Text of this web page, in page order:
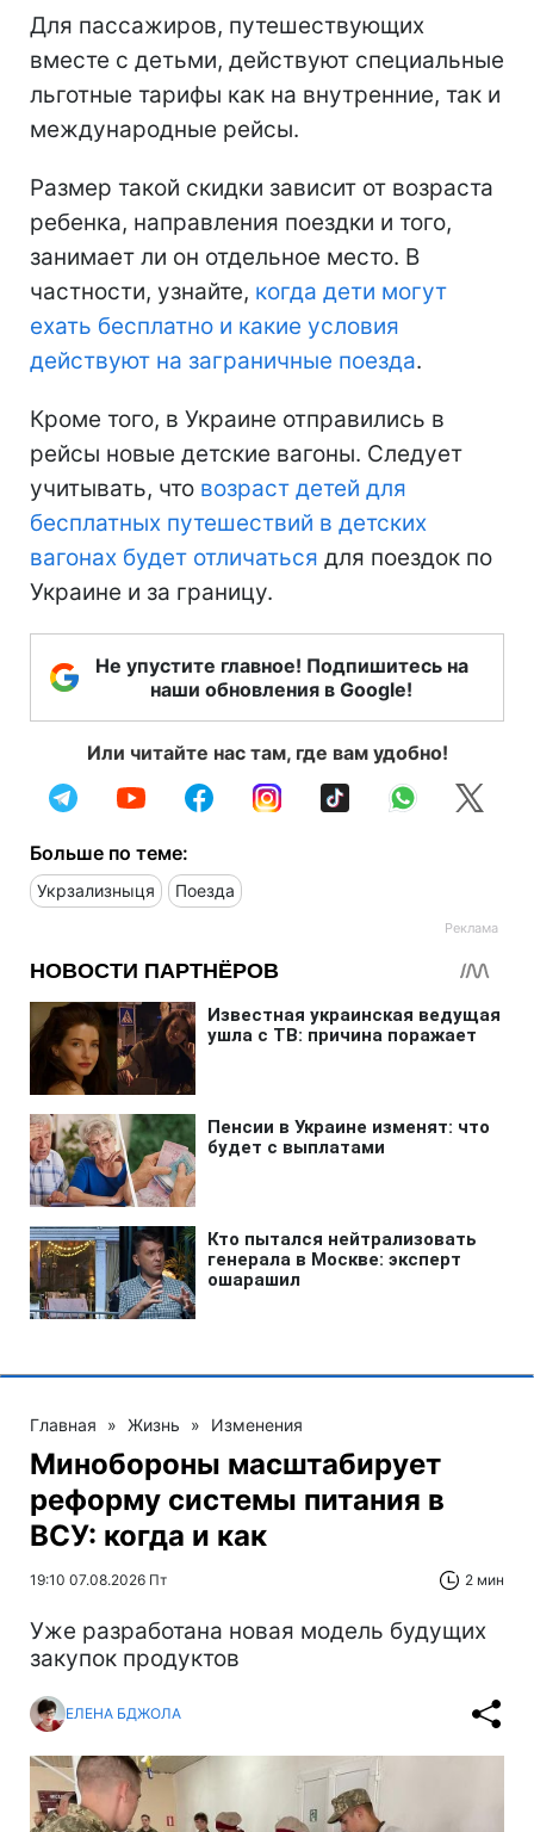
Для пассажиров, путешествующих
вместе с детьми, действуют специальные
льготные тарифы как на внутренние, так и
международные рейсы.
Размер такой скидки зависит от возраста
ребенка, направления поездки и того,
занимает ли он отдельное место. В
частности, узнайте, когда дети могут
ехать бесплатно и какие условия
действуют на заграничные поезда.
Кроме того, в Украине отправились в
рейсы новые детские вагоны. Следует
учитывать, что возраст детей для
бесплатных путешествий в детских
вагонах будет отличаться для поездок по
Украине и за границу.
Не упустите главное! Подпишитесь на
наши обновления в Google!
Или читайте нас там, где вам удобно!
Больше по теме:
Укрзализныця Поезда
Главная » Жизнь » Изменения
Минобороны масштабирует
реформу системы питания в
ВСУ: когда и как
19:10 07.08.2026 Пт 2 мин
Уже разработана новая модель будущих
закупок продуктов
ЕЛЕНА БДЖОЛА